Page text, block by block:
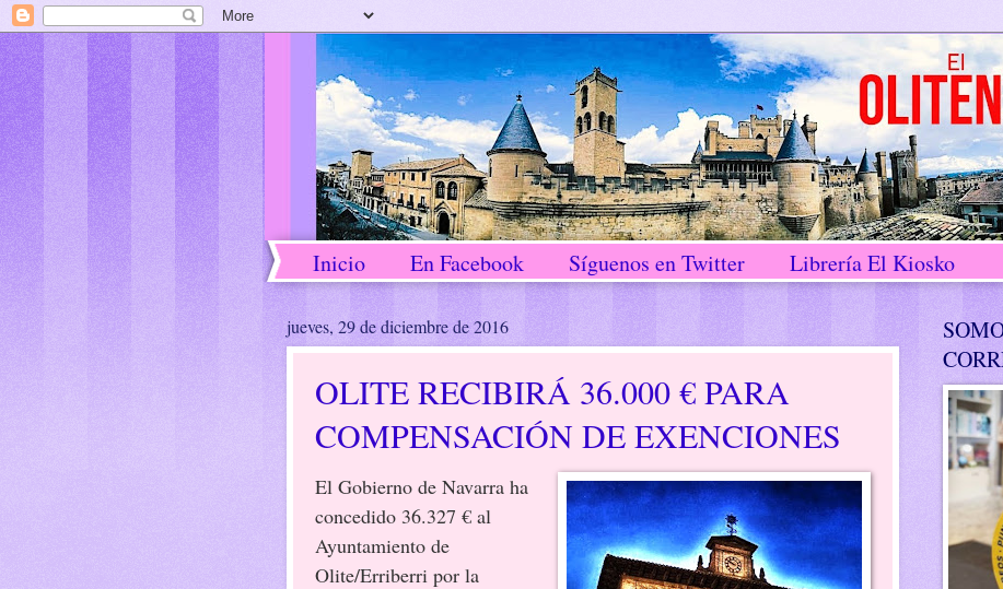
Inicio En Facebook Síguenos en Twitter Librería El Kiosko
jueves, 29 de diciembre de 2016
OLITE RECIBIRÁ 36.000 € PARA
COMPENSACIÓN DE EXENCIONES
El Gobierno de Navarra ha
concedido 36.327 € al
Ayuntamiento de
Olite/Erriberri por la